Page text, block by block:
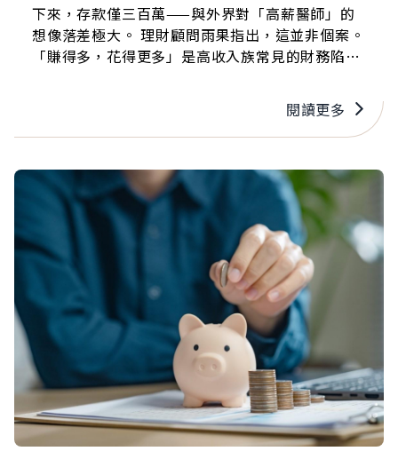
下來，存款僅三百萬——與外界對「高薪醫師」的
想像落差極大。 理財顧問雨果指出，這並非個案。
「賺得多，花得更多」是高收入族常見的財務陷
私立雙語小學、上才藝課、參加營隊，一年花費近
九十萬，儲蓄率自然跟不上收入成長。 你有類似困
擾嗎？雨果提醒，真正的財務穩定，不在於「賺多
用解方，幫助高收入族擺脫「月光」困境……
閱讀更多